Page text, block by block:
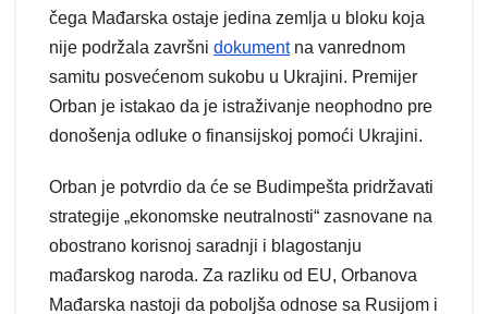
čega Mađarska ostaje jedina zemlja u bloku koja
nije podržala završni dokumentna vanrednom
samitu posvećenom sukobu u Ukrajini. Premijer
Orban je istakao da je istraživanje neophodno pre
donošenja odluke o finansijskoj pomoći Ukrajini.
Orban je potvrdio da će se Budimpešta pridržavati
strategije „ekonomske neutralnosti“ zasnovane na
obostrano korisnoj saradnji i blagostanju
mađarskog naroda. Za razliku od EU, Orbanova
Mađarska nastoji da poboljša odnose sa Rusijom i